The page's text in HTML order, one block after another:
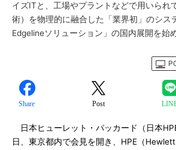
イズITと、工場やプラントなどで用いられ
術）を物理的に融合した「業界初」のシス
Edgelineソリューション」の国内展開を始
Share Post
日本ヒューレット・パッカード（日本
日、東京都内で会見を開き、HPE（